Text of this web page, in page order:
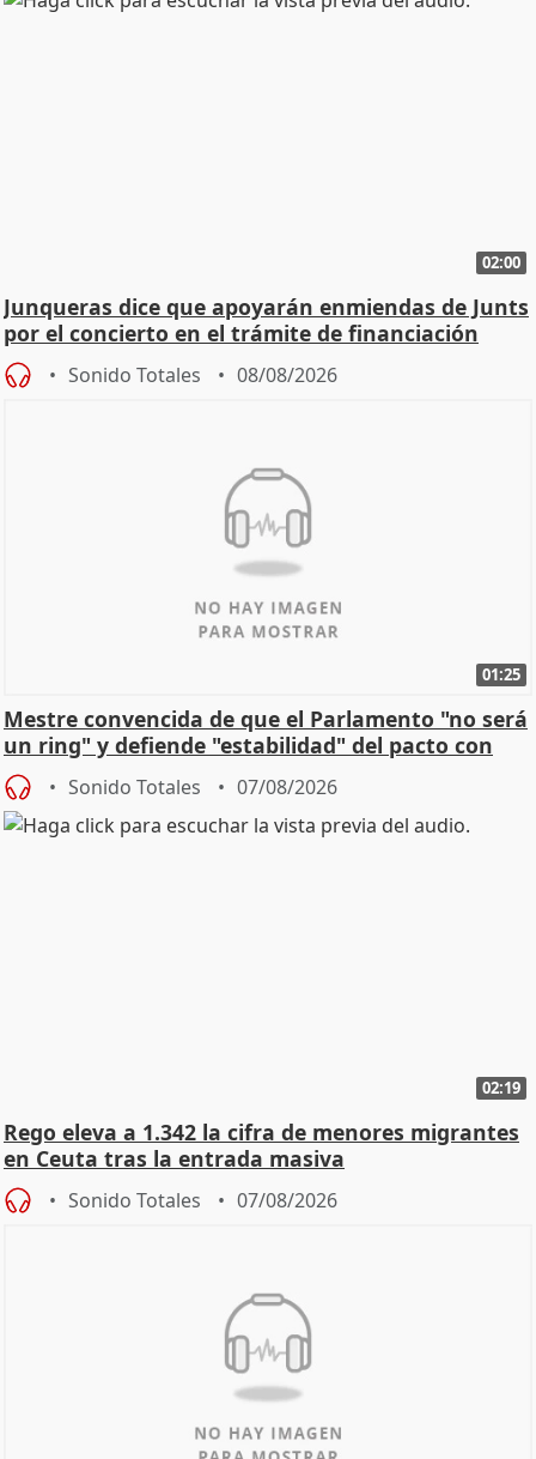
02:00
Junqueras dice que apoyarán enmiendas de Junts
por el concierto en el trámite de financiación
Sonido Totales 08/08/2026
01:25
Mestre convencida de que el Parlamento "no será
un ring" y defiende "estabilidad" del pacto con
Vox
Sonido Totales 07/08/2026
02:19
Rego eleva a 1.342 la cifra de menores migrantes
en Ceuta tras la entrada masiva
Sonido Totales 07/08/2026